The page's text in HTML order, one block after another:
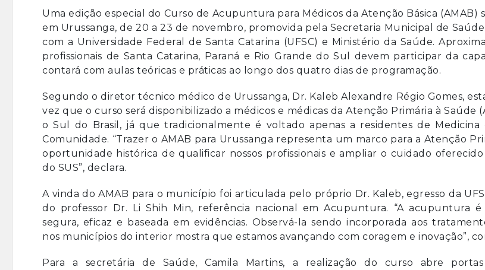
Uma edição especial do Curso de Acupuntura para Médicos da Atenção Básica (AMAB)
em Urussanga, de 20 a 23 de novembro, promovida pela Secretaria Municipal de
com a Universidade Federal de Santa Catarina (UFSC) e Ministério da Saúde.
profissionais de Santa Catarina, Paraná e Rio Grande do Sul devem participar da
contará com aulas teóricas e práticas ao longo dos quatro dias de programação.
Segundo o diretor técnico médico de Urussanga, Dr. Kaleb Alexandre Régio Gomes,
vez que o curso será disponibilizado a médicos e médicas da Atenção Primária à Saúde
o Sul do Brasil, já que tradicionalmente é voltado apenas a residentes de Medicina
Comunidade. “Trazer o AMAB para Urussanga representa um marco para a Atenção
oportunidade histórica de qualificar nossos profissionais e ampliar o cuidado oferecido
do SUS”, declara.
A vinda do AMAB para o município foi articulada pelo próprio Dr. Kaleb, egresso da
do professor Dr. Li Shih Min, referência nacional em Acupuntura. “A acupuntura
segura, eficaz e baseada em evidências. Observá-la sendo incorporada aos
nos municípios do interior mostra que estamos avançando com coragem e inovação”,
Para a secretária de Saúde, Camila Martins, a realização do curso abre